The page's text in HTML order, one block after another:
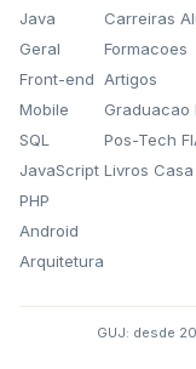
Java
Geral
Front-end
Mobile
SQL
JavaScript
PHP
Android
Arquitetura
Carreiras
Formacoes
Artigos
Graduacao
Pos-Tech
Livros
GUJ: desde